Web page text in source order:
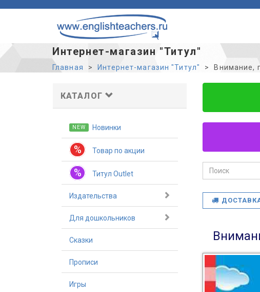
Интернет-магазин "Титул"
Главная Интернет-магазин "Титул" Внимание,
КАТАЛОГ
NEW Новинки
% Товар по акции
% Титул Outlet
Издательства
Для дошкольников
Сказки
Прописи
Игры